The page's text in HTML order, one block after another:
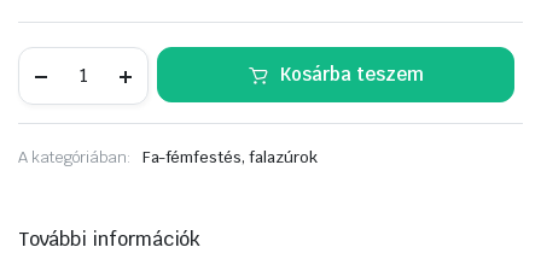
HK-
Grey-
2,5
25416)
Kosárba teszem
A kategóriában: Fa-fémfestés, falazúrok
További információk